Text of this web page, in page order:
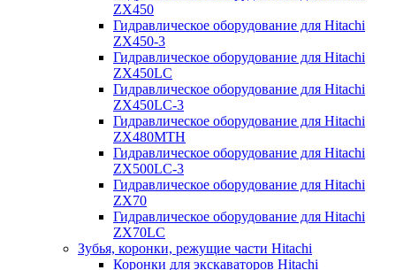
ZX450
Гидравлическое оборудование для Hitachi
ZX450-3
Гидравлическое оборудование для Hitachi
ZX450LC
Гидравлическое оборудование для Hitachi
ZX450LC-3
Гидравлическое оборудование для Hitachi
ZX480MTH
Гидравлическое оборудование для Hitachi
ZX500LC-3
Гидравлическое оборудование для Hitachi
ZX70
Гидравлическое оборудование для Hitachi
ZX70LC
Зубья, коронки, режущие части Hitachi
Коронки для экскаваторов Hitachi